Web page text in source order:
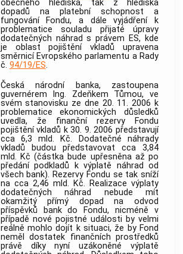
obecného hlediska, tak z hlediska
dopadů na platební schopnost a
fungování Fondu, a dále vyjádření k
problematice souladu přijaté úpravy
dodatečných náhrad s právem ES, kde
je oblast pojištění vkladů upravena
směrnicí Evropského parlamentu a Rady
č. 94/19/ES.
Česká národní banka, zastoupena
guvernérem Ing. Zdeňkem Tůmou, ve
svém stanovisku ze dne 20. 11. 2006 k
problematice ekonomických důsledků
uvedla, že finanční rezervy Fondu
pojištění vkladů k 30. 9. 2006 představují
cca 6,3 mld. Kč. Dodatečné náhrady
vkladů budou představovat cca 3,84
mld. Kč (částka bude upřesněna až po
předání podkladů k výplatě náhrad od
všech bank). Rezervy Fondu se tak sníží
na cca 2,46 mld. Kč. Realizace výplaty
dodatečných náhrad nebude mít
okamžitý přímý dopad na odvod
příspěvků
bankdo Fondu, nicméně v
případě nové pojistné události by velmi
reálně mohlo dojít k situaci, že by Fond
neměl dostatek finančních prostředků
právě díky nyní uzákoněné výplatě